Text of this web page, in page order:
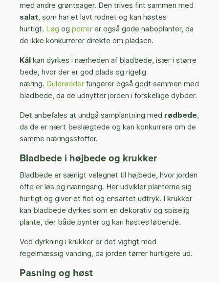
med andre grøntsager. Den trives fint sammen med
salat, som har et lavt rodnet og kan høstes
hurtigt. Løg og porrer er også gode naboplanter, da
de ikke konkurrerer direkte om pladsen.
Kål kan dyrkes i nærheden af bladbede, især i større
bede, hvor der er god plads og rigelig
næring. Gulerødder fungerer også godt sammen med
bladbede, da de udnytter jorden i forskellige dybder.
Det anbefales at undgå samplantning med rødbede,
da de er nært beslægtede og kan konkurrere om de
samme næringsstoffer.
Bladbede i højbede og krukker
Bladbede er særligt velegnet til højbede, hvor jorden
ofte er løs og næringsrig. Her udvikler planterne sig
hurtigt og giver et flot og ensartet udtryk. I krukker
kan bladbede dyrkes som en dekorativ og spiselig
plante, der både pynter og kan høstes løbende.
Ved dyrkning i krukker er det vigtigt med
regelmæssig vanding, da jorden tørrer hurtigere ud.
Pasning og høst